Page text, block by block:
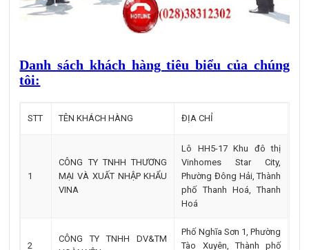
Danh sách khách hàng tiêu biểu của chúng
tôi:
STT TÊN KHÁCH HÀNG ĐỊA CHỈ
1
CÔNG TY TNHH THƯƠNG
MẠI VÀ XUẤT NHẬP KHẨU
VINA
Lô HH5-17 Khu đô thị
Vinhomes Star City,
Phường Đông Hải, Thành
phố Thanh Hoá, Thanh
Hoá
2
CÔNG TY TNHH DV&TM
Phố Nghĩa Sơn 1, Phường
Tào Xuyên, Thành phố